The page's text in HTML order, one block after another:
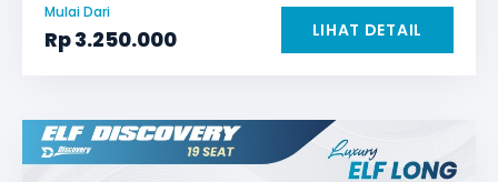
Mulai Dari
Rp3.250.000 LIHAT DETAIL